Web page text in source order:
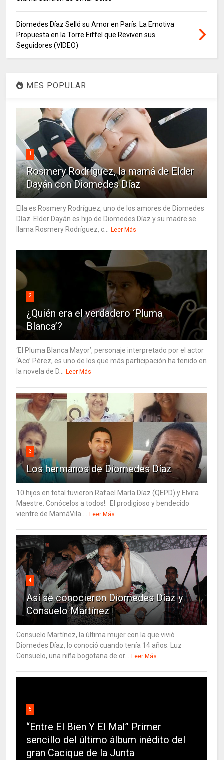
Diomedes Díaz Selló su Amor en París: La Emotiva
Propuesta en la Torre Eiffel que Reviven sus
Seguidores (VIDEO)
MES POPULAR
1
Rosmery Rodríguez, la mamá de Elder
Dayán con Diomedes Díaz
Ella es Rosmery Rodríguez, uno de los amores de Diomedes
Díaz. Elder Dayán es hijo de Diomedes Díaz y su madre se
llama Rosmery Rodríguez, c...
Leer Más
2
¿Quién era el verdadero ‘Pluma
Blanca’?
‘El Pluma Blanca Mayor’, personaje interpretado por el actor
‘Aco’ Pérez, es uno de los que más participación ha tenido en
la novela de D...
Leer Más
3
Los hermanos de Diomedes Díaz
10 hijos en total tuvieron Rafael María Díaz (QEPD) y Elvira
Maestre. Conócelos a todos!. El prodigioso y bendecido
vientre de MamáVila ...
Leer Más
4
Así se conocieron Diomedes Díaz y
Consuelo Martínez
Consuelo Martínez, la última mujer con la que vivió
Diomedes Díaz, lo conoció cuando tenía 14 años. Luz
Consuelo, una niña bogotana de or...
Leer Más
5
“Entre El Bien Y El Mal” Primer
sencillo del último álbum inédito del
gran Cacique de la Junta